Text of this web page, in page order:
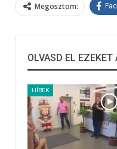
Megosztom:
OLVASD EL EZEKET
HÍREK